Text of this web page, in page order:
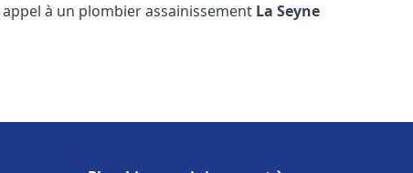
à un plombier assainissement La Seyne